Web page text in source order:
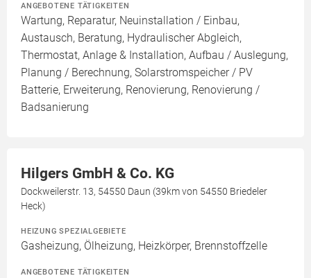
ANGEBOTENE TÄTIGKEITEN
Wartung, Reparatur, Neuinstallation / Einbau,
Austausch, Beratung, Hydraulischer Abgleich,
Thermostat, Anlage & Installation, Aufbau / Auslegung,
Planung / Berechnung, Solarstromspeicher / PV
Batterie, Erweiterung, Renovierung, Renovierung /
Badsanierung
Hilgers GmbH & Co. KG
Dockweilerstr. 13, 54550 Daun (39km von 54550 Briedeler
Heck)
HEIZUNG SPEZIALGEBIETE
Gasheizung, Ölheizung, Heizkörper, Brennstoffzelle
ANGEBOTENE TÄTIGKEITEN